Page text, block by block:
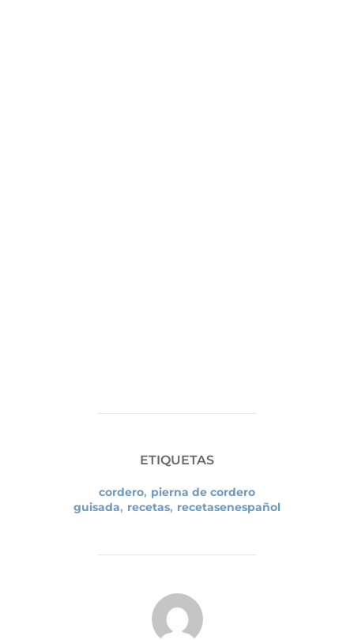
ETIQUETAS
cordero, pierna de cordero
guisada, recetas, recetasenespañol
AUTOR DE LA PUBLICACIÓN